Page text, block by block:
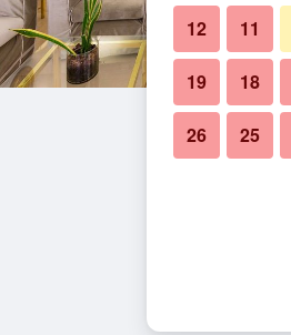
11
12
18
19
25
26